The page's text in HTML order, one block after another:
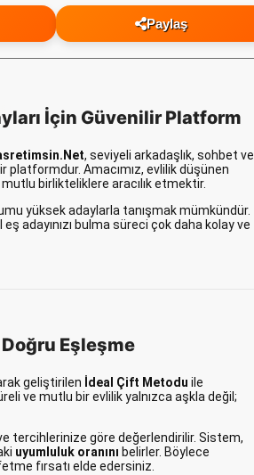
Paylaş
İçin Güvenilir Platform
, seviyeli arkadaşlık, sohbet ve
platformdur. Amacımız, evlilik düşünen
birlikteliklere aracılık etmektir.
yüksek adaylarla tanışmak mümkündür.
adayınızı bulma süreci çok daha kolay ve
Eşleşme
geliştirilen İdeal Çift Metodu ile
ve mutlu bir evlilik yalnızca aşkla değil;
tercihlerinize göre değerlendirilir. Sistem,
uyumluluk oranını belirler. Böylece
fırsatı elde edersiniz.